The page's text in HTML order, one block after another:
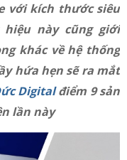
với kích thước siêu
này cũng giới
khác về hệ thống
hứa hẹn sẽ ra mắt
Digitalđiểm 9 sản
lần này